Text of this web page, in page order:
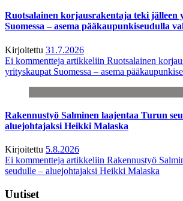
Ruotsalainen korjausrakentaja teki jälleen
Suomessa – asema pääkaupunkiseudulla
Kirjoitettu 31.7.2026
Ei kommentteja artikkeliin Ruotsalainen
yrityskaupat Suomessa – asema
Rakennustyö Salminen laajentaa Turun
aluejohtajaksi Heikki Malaska
Kirjoitettu 5.8.2026
Ei kommentteja artikkeliin Rakennustyö
seudulle – aluejohtajaksi Heikki Malaska
Uutiset